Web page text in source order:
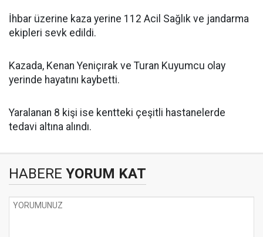
İhbar üzerine kaza yerine 112 Acil Sağlık ve jandarma
ekipleri sevk edildi.
Kazada, Kenan Yeniçırak ve Turan Kuyumcu olay
yerinde hayatını kaybetti.
Yaralanan 8 kişi ise kentteki çeşitli hastanelerde
tedavi altına alındı.
HABERE YORUM KAT